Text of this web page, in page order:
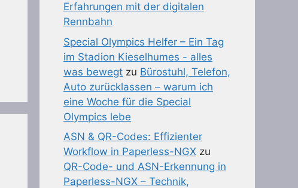
Erfahrungen mit der digitalen
Rennbahn
Special Olympics Helfer – Ein Tag
im Stadion Kieselhumes - alles
was bewegt zu Bürostuhl, Telefon,
Auto zurücklassen – warum ich
eine Woche für die Special
Olympics lebe
ASN & QR-Codes: Effizienter
Workflow in Paperless-NGX zu
QR-Code- und ASN-Erkennung in
Paperless-NGX – Technik,